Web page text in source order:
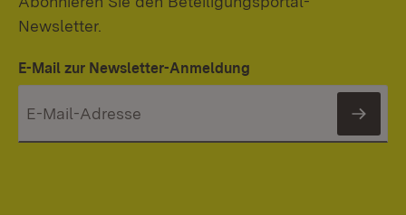
Newsletter.
E-Mail zur Newsletter-Anmeldung